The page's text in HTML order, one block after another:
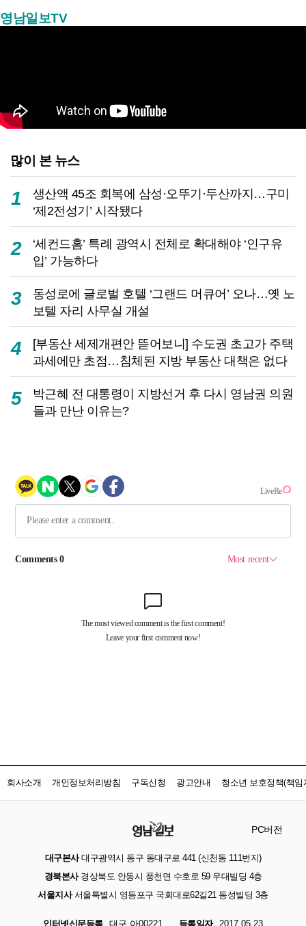
영남일보TV
많이 본 뉴스
1
생산액 45조 회복에 삼성·오뚜기·두산까지…구미
‘제2전성기’ 시작됐다
2
‘세컨드홈’ 특례 광역시 전체로 확대해야 ‘인구유
입’ 가능하다
3
동성로에 글로벌 호텔 ‘그랜드 머큐어’ 오나…옛 노
보텔 자리 사무실 개설
4
[부동산 세제개편안 뜯어보니] 수도권 초고가 주택
과세에만 초점…침체된 지방 부동산 대책은 없다
5
박근혜 전 대통령이 지방선거 후 다시 영남권 의원
들과 만난 이유는?
회사소개 개인정보처리방침 구독신청 광고안내 청소년 보호정책(책임
PC버전
대구본사대구광역시 동구 동대구로 441 (신천동 111번지)
경북본사경상북도 안동시 풍천면 수호로 59 우대빌딩 4층
서울지사서울특별시 영등포구 국회대로62길21 동성빌딩 3층
인터넷신문등록 대구 아00221 등록일자 2017.05.23